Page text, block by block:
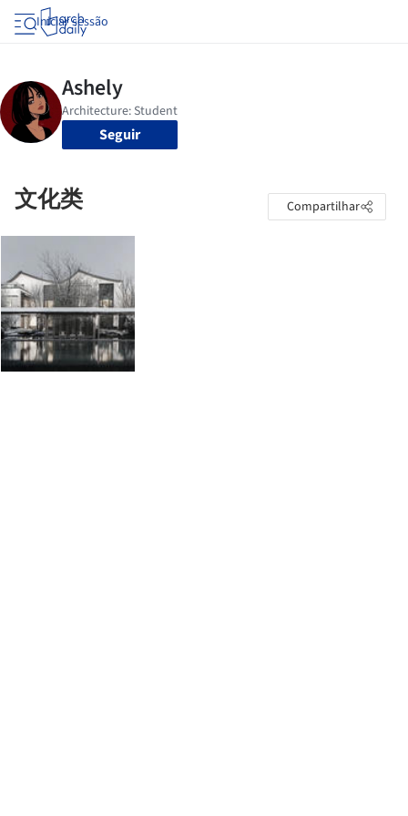
Iniciar sessão
Seguir
文化类 Compartilhar